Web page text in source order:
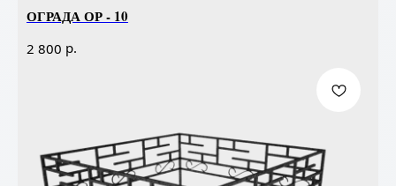
ОГРАДА ОР - 10
2 800 р.